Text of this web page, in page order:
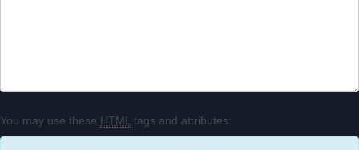
You may use these HTML tags and attributes: